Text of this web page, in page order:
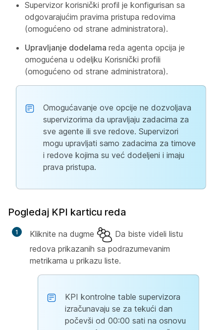
Supervizor korisnički profil je konfigurisan sa
odgovarajućim pravima pristupa redovima
(omogućeno od strane administratora).
Upravljanje dodelama reda agenta opcija je
omogućena u odeljku Korisnički profili
(omogućeno od strane administratora).
Omogućavanje ove opcije ne dozvoljava
supervizorima da upravljaju zadacima za
sve agente ili sve redove. Supervizori
mogu upravljati samo zadacima za timove
i redove kojima su već dodeljeni i imaju
prava pristupa.
Pogledaj KPI karticu reda
Kliknite na dugme
Da biste videli listu
redova prikazanih sa podrazumevanim
metrikama u prikazu liste.
KPI kontrolne table supervizora
izračunavaju se za tekući dan
počevši od 00:00 sati na osnovu